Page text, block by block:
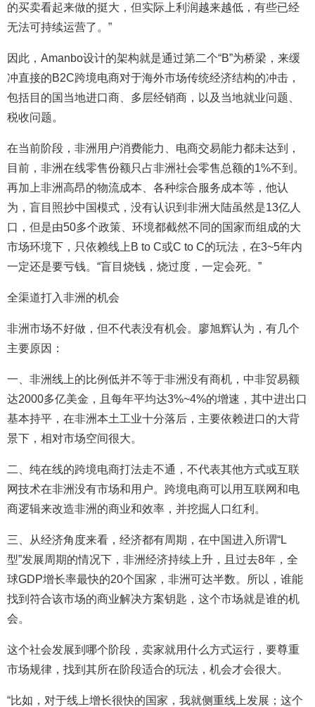
的买卖看起来做的挺大，但实际上利润越来越低，有些已经
无法可持续运营了。”
因此，Amanbo设计的架构就是通过第二个“B”为桥梁，来缓
冲直接的B2C跨境电商对于海外市场传统经济结构的冲击，
包括目的国当地进口商、多层经销商，以及当地就业问题、
税收问题。
在当前阶段，非洲用户消费能力、电商交易能力都未达到，
目前，非洲在线零售份额只占非洲社会零售总额的1%不到。
再加上非洲高昂的物流成本、各种综合服务成本等，他认
为，盲目照抄中国模式，没有认识到非洲大陆虽然是13亿人
口，但是由50多个政策、环境都截然不同的国家而组成的大
市场环境下，只依赖线上B to C或C to C的玩法，在3~5年内
一定还是要亏钱。“盲目烧钱，烧过度，一定会死。”
全渠道打入非洲的机会
非洲市场不好做，但不代表没有机会。廖旭辉认为，有几个
主要原因：
一、非洲线上的比例低并不等于非洲没有商机，中非贸易额
达2000多亿美金，且每年平均达3%~4%的增速，其中进出口
基本持平，在非洲本土工业十分落后，主要依赖进口的大背
景下，相对市场空间很大。
二、纯在线的跨境电商打法走不通，不代表其他方式或互联
网技术在非洲没有市场和用户。跨境电商可以用互联网和电
商逻辑来改造非洲的商业和效率，并挖掘人口红利。
三、从经济角度来看，经济都有周期，在中国进入所谓“L
型”发展周期的情况下，非洲经济持续上升，且过去8年，全
球GDP增长率最快的20个国家，非洲可达半数。所以，谁能
找到符合该市场的商业解决方案钥匙，这个市场就是谁的机
会。
这个社会发展到哪个阶段，卖家就用什么方式运行，要尊重
市场规律，找到其所在阶段适合的玩法，机会才会很大。
“比如，对于线上增长很快的国家，我就侧重线上发展；这个